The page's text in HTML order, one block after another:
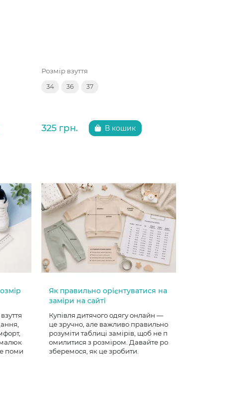
Розмір взуття
34 36 37
325 грн. В кошик
малюк
поми
Як правильно орієнтуватися на
заміри на сайті
Купівля дитячого одягу онлайн —
це зручно, але важливо правильно
розуміти таблиці замірів, щоб не п
омилитися з розміром. Давайте ро
зберемося, як це зробити.